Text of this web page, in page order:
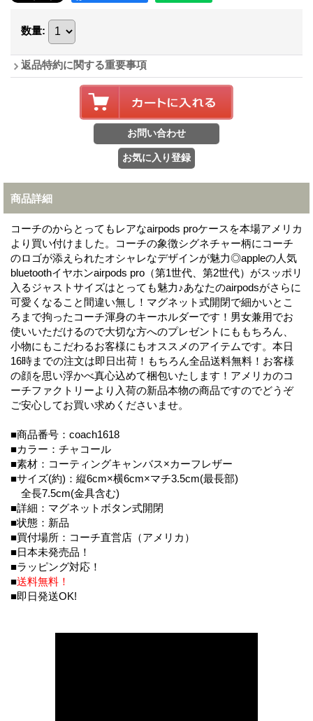
数量:
返品特約に関する重要事項
商品詳細
コーチのからとってもレアなairpods proケースを本場アメリカ
より買い付けました。コーチの象徴シグネチャー柄にコーチ
のロゴが添えられたオシャレなデザインが魅力◎appleの人気
bluetoothイヤホンairpods pro（第1世代、第2世代）がスッポリ
入るジャストサイズはとっても魅力♪あなたのairpodsがさらに
可愛くなること間違い無し！マグネット式開閉で細かいとこ
ろまで拘ったコーチ渾身のキーホルダーです！男女兼用でお
使いいただけるので大切な方へのプレゼントにももちろん、
小物にもこだわるお客様にもオススメのアイテムです。本日
16時までの注文は即日出荷！もちろん全品送料無料！お客様
の顔を思い浮かべ真心込めて梱包いたします！アメリカのコ
ーチファクトリーより入荷の新品本物の商品ですのでどうぞ
ご安心してお買い求めくださいませ。
■商品番号：coach1618
■カラー：チャコール
■素材：コーティングキャンバス×カーフレザー
■サイズ(約)：縦6cm×横6cm×マチ3.5cm(最長部)
全長7.5cm(金具含む)
■詳細：マグネットボタン式開閉
■状態：新品
■買付場所：コーチ直営店（アメリカ）
■日本未発売品！
■ラッピング対応！
■送料無料！
■即日発送OK!